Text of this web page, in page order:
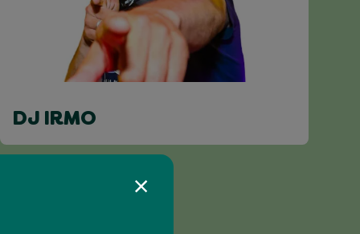
DJ IRMO